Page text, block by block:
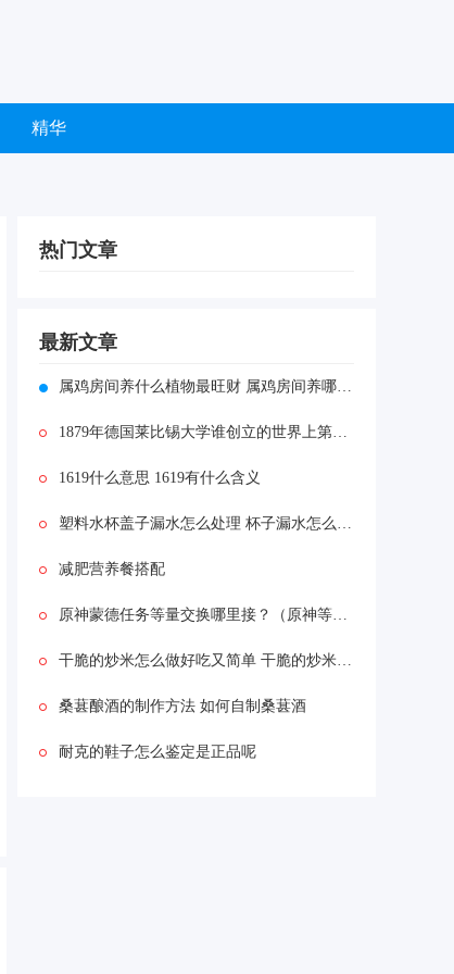
精华
热门文章
最新文章
属鸡房间养什么植物最旺财 属鸡房间养哪种植物最旺财
1879年德国莱比锡大学谁创立的世界上第一个心理学实验
1619什么意思 1619有什么含义
塑料水杯盖子漏水怎么处理 杯子漏水怎么解决
减肥营养餐搭配
原神蒙德任务等量交换哪里接？（原神等量交换）
干脆的炒米怎么做好吃又简单 干脆的炒米怎么做
桑葚酿酒的制作方法 如何自制桑葚酒
耐克的鞋子怎么鉴定是正品呢